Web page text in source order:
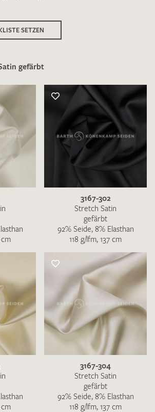
MUSTERANFRAGE SENDEN
SETZEN
gefärbt
cm
3167-302
Stretch Satin
gefärbt
92% Seide, 8% Elasthan
118 g/lfm, 137 cm
cm
3167-304
Stretch Satin
gefärbt
92% Seide, 8% Elasthan
118 g/lfm, 137 cm